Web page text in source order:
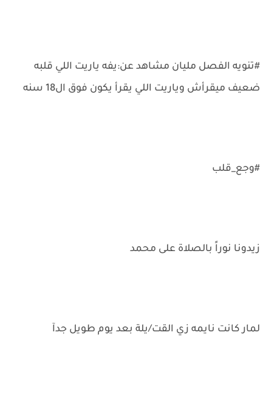
#تنويه الفصل مليان مشاهد عن:يفه ياريت اللي قلبه
ضعيف ميقرأش وياريت اللي يقرأ يكون فوق ال18 سنه
#وجع_قلب
زيدونا نوراً بالصلاة على محمد
لمار كانت نايمه زي القت/يلة بعد يوم طويل جدآ